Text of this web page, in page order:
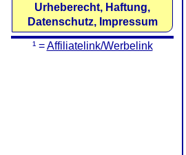
Urheberecht, Haftung,
Datenschutz, Impressum
¹ =Affiliatelink/Werbelink